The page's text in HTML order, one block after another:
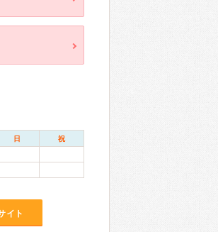
日 祝
イト